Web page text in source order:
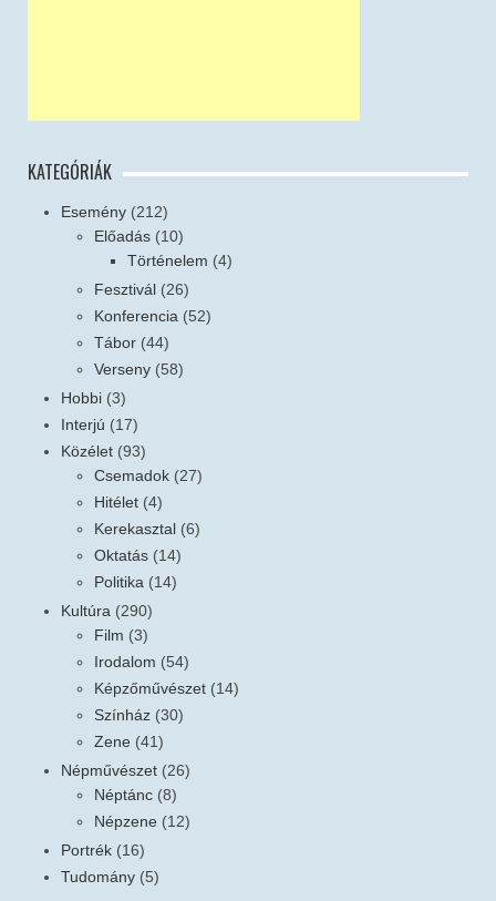
KATEGÓRIÁK
Esemény (212)
Előadás (10)
Történelem (4)
Fesztivál (26)
Konferencia (52)
Tábor (44)
Verseny (58)
Hobbi (3)
Interjú (17)
Közélet (93)
Csemadok (27)
Hitélet (4)
Kerekasztal (6)
Oktatás (14)
Politika (14)
Kultúra (290)
Film (3)
Irodalom (54)
Képzőművészet (14)
Színház (30)
Zene (41)
Népművészet (26)
Néptánc (8)
Népzene (12)
Portrék (16)
Tudomány (5)